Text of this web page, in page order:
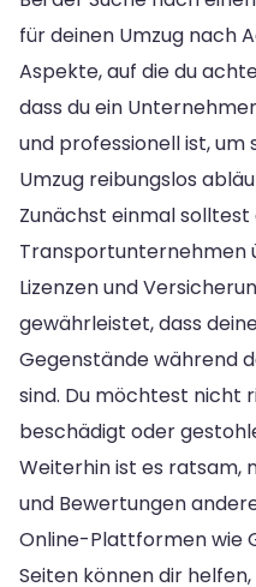
für deinen Umzug nach
Aspekte, auf die du
dass du ein
und professionell ist, um
Umzug reibungslos
Zunächst einmal
Transportunternehmen
Lizenzen und
gewährleistet, dass
Gegenstände während
sind. Du möchtest nicht
beschädigt oder
Weiterhin ist es ratsam,
und Bewertungen
Online-Plattformen wie
Seiten können dir